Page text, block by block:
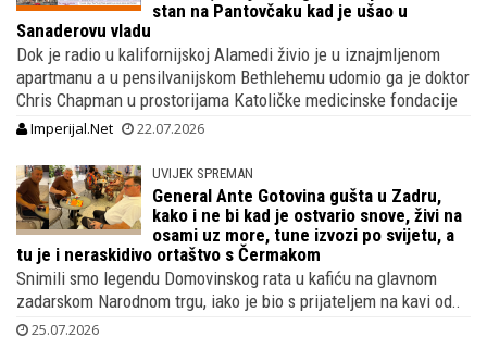
stan na Pantovčaku kad je ušao u
Sanaderovu vladu
Dok je radio u kalifornijskoj Alamedi živio je u iznajmljenom
apartmanu a u pensilvanijskom Bethlehemu udomio ga je doktor
Chris Chapman u prostorijama Katoličke medicinske fondacije
Imperijal.Net 22.07.2026
UVIJEK SPREMAN
General Ante Gotovina gušta u Zadru,
kako i ne bi kad je ostvario snove, živi na
osami uz more, tune izvozi po svijetu, a
tu je i neraskidivo ortaštvo s Čermakom
Snimili smo legendu Domovinskog rata u kafiću na glavnom
zadarskom Narodnom trgu, iako je bio s prijateljem na kavi od..
25.07.2026